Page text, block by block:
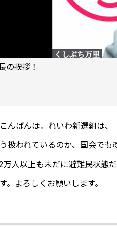
の挨拶！
んばんは。れいわ新選組は
扱われているのか、国会でも
万人以上も未だに避難民状態
。よろしくお願いします。